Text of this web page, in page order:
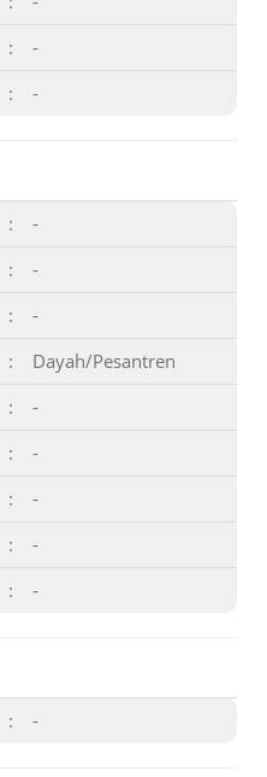
:
-
: -
:
-
:
-
:
-
:
Dayah/Pesantren
:
-
:
-
:
-
:
-
: -
: -